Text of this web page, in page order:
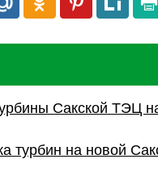
Сакской ТЭЦ
турбин на новой